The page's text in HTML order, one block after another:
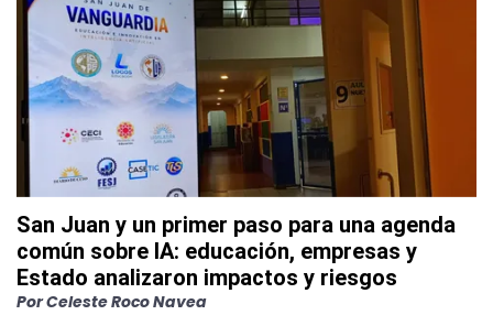
San Juan y un primer paso para una agenda
común sobre IA: educación, empresas y
Estado analizaron impactos y riesgos
PorCeleste Roco Navea